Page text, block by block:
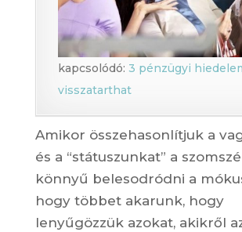
kapcsolódó: 3 pénzügyi
visszatarthat
Amikor összehasonlítjuk a
és a “státuszunkat” a
könnyű belesodródni a
hogy többet akarunk, hogy
lenyűgözzük azokat, akikről